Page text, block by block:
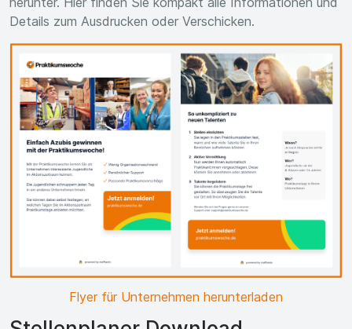
Details zum Ausdrucken oder Verschicken.
Flyer für Unternehmen herunterladen